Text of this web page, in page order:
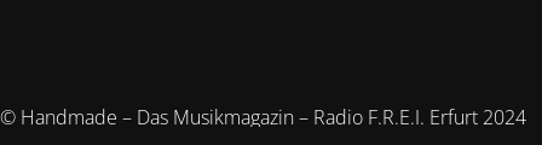
© Handmade – Das Musikmagazin – Radio F.R.E.I. Erfurt 2024